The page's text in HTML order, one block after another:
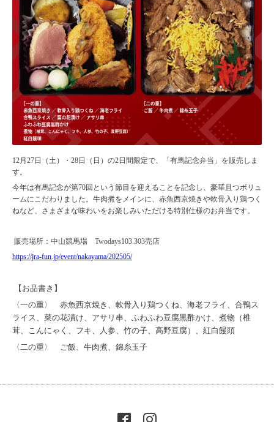
12月27日（土）・28日（日）の2日間限定で、「有馬記念弁当」を販売しま
す。
今年は有馬記念が第70回という節目を迎えることを記念し、豪華且つボリュ
ームにこだわりました。牛肉煮をメインに、赤魚西京焼きや軟骨入り鶏つく
ねなど、さまざまな味わいをお楽しみいただける特別仕様のお弁当です。
販売場所：中山競馬場 Twodays103.303売店
https://jra-fun.jp/event/nakayama/202505/
【お品書き】
〈一の重〉 赤魚西京焼き、 軟骨入り鶏つくね、 海老フライ、 合鴨ス
ライス、 菜の花漬け、 アサリ串、 ふわふわ豆腐黒酢かけ、 煮物（椎
茸、こんにゃく、フキ、
人参、竹の子、高野豆腐）、 紅白饅頭
〈 二の重〉 ご飯、 牛肉煮、 錦糸玉子